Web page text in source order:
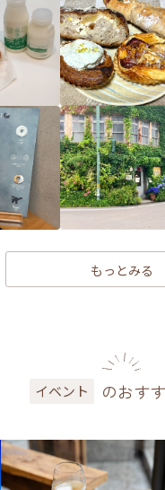
もっとみる
イベント のおす